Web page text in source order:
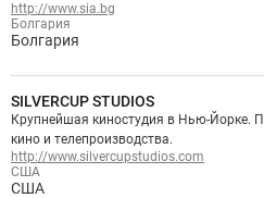
Болгария
Болгария
http://www.sia.bg
США
США
http://www.silvercupstudios.com
SILVERCUP STUDIOS
Крупнейшая киностудия в Нью-Йорке.
кино и телепроизводства.